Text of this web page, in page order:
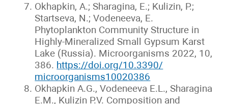
Okhapkin, A.; Sharagina, E.; Kulizin, P.;
Startseva, N.; Vodeneeva, E.
Phytoplankton Community Structure in
Highly-Mineralized Small Gypsum Karst
Lake (Russia). Microorganisms 2022, 10,
386. https://doi.org/10.3390/
microorganisms10020386
Okhapkin A.G., Vodeneeva E.L., Sharagina
E.M., Kulizin P.V. Composition and